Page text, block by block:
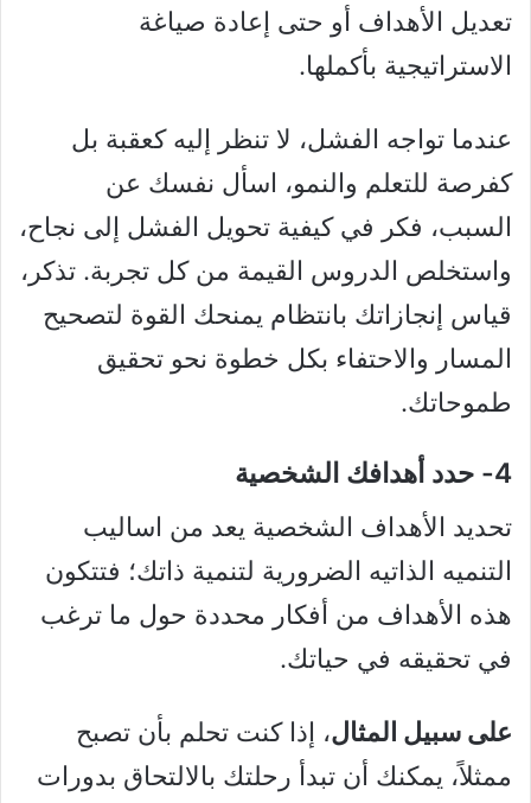
تعديل الأهداف أو حتى إعادة صياغة
الاستراتيجية بأكملها.
عندما تواجه الفشل، لا تنظر إليه كعقبة بل
كفرصة للتعلم والنمو، اسأل نفسك عن
السبب، فكر في كيفية تحويل الفشل إلى نجاح،
واستخلص الدروس القيمة من كل تجربة. تذكر،
قياس إنجازاتك بانتظام يمنحك القوة لتصحيح
المسار والاحتفاء بكل خطوة نحو تحقيق
طموحاتك.
4- حدد أهدافك الشخصية
تحديد الأهداف الشخصية يعد من اساليب
التنميه الذاتيه الضرورية لتنمية ذاتك؛ فتتكون
هذه الأهداف من أفكار محددة حول ما ترغب
في تحقيقه في حياتك.
على سبيل المثال، إذا كنت تحلم بأن تصبح
ممثلاً، يمكنك أن تبدأ رحلتك بالالتحاق بدورات